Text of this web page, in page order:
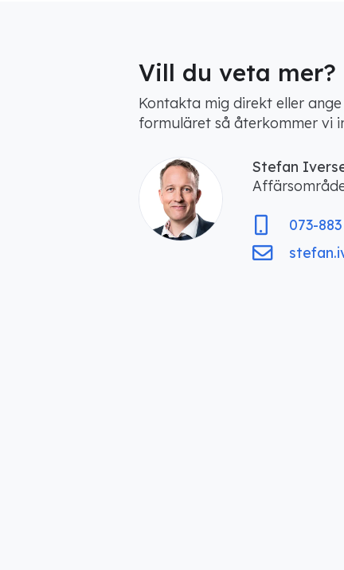
Vill du veta mer?
Kontakta mig direkt eller
formuläret så återkommer vi
Stefan
073-